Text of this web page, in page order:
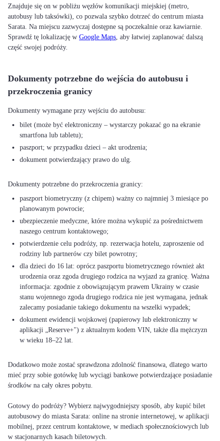
Znajduje się on w pobliżu węzłów komunikacji miejskiej (metro,
autobusy lub taksówki), co pozwala szybko dotrzeć do centrum miasta
Sarata. Na miejscu zazwyczaj dostępne są poczekalnie oraz kawiarnie.
Sprawdź tę lokalizację w Google Maps, aby łatwiej zaplanować dalszą
część swojej podróży.
Dokumenty potrzebne do wejścia do autobusu i
przekroczenia granicy
bilet (może być elektroniczny – wystarczy pokazać go na ekranie
smartfona lub tabletu);
paszport; w przypadku dzieci – akt urodzenia;
dokument potwierdzający prawo do ulg.
paszport biometryczny (z chipem) ważny co najmniej 3 miesiące po
planowanym powrocie;
ubezpieczenie medyczne, które można wykupić za pośrednictwem
naszego centrum kontaktowego;
potwierdzenie celu podróży, np. rezerwacja hotelu, zaproszenie od
rodziny lub partnerów czy bilet powrotny;
dla dzieci do 16 lat: oprócz paszportu biometrycznego również akt
urodzenia oraz zgoda drugiego rodzica na wyjazd za granicę. Ważna
informacja: zgodnie z obowiązującym prawem Ukrainy w czasie
stanu wojennego zgoda drugiego rodzica nie jest wymagana, jednak
zalecamy posiadanie takiego dokumentu na wszelki wypadek;
dokument ewidencji wojskowej (papierowy lub elektroniczny w
aplikacji „Reserve+") z aktualnym kodem VIN, także dla mężczyzn
w wieku 18–22 lat.
Dodatkowo może zostać sprawdzona zdolność finansowa, dlatego warto
mieć przy sobie gotówkę lub wyciągi bankowe potwierdzające posiadanie
środków na cały okres pobytu.
Gotowy do podróży? Wybierz najwygodniejszy sposób, aby kupić bilet
autobusowy do miasta Sarata: online na stronie internetowej, w aplikacji
mobilnej, przez centrum kontaktowe, w mediach społecznościowych lub
w stacjonarnych kasach biletowych.